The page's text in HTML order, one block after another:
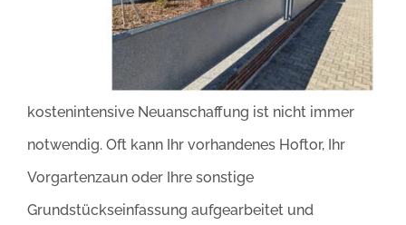
kostenintensive Neuanschaffung ist nicht immer
notwendig. Oft kann Ihr vorhandenes Hoftor, Ihr
Vorgartenzaun oder Ihre sonstige
Grundstückseinfassung aufgearbeitet und